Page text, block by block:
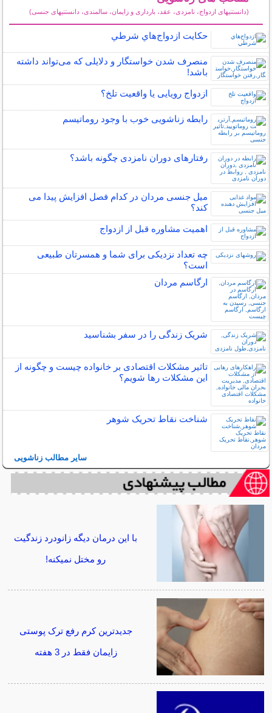
(دانستنیهای ازدواج، نامزدی، عقد، بارداری و زایمان، سالمندی، دانستنیهای جنسی)
حكايت ازدواج‌هاي شرطي
منصرف شدن خواستگار و دلایلی که می‌تواند داشته
باشد!
ازدواج رویایی یا واقعیت تلخ؟
رابطه زناشویی خوب با وجود روماتیسم
رفتارهای دوران نامزدی چگونه باشد؟
میل جنسی مردان در کدام فصل افزایش پیدا می
کند؟
اهمیت مشاوره قبل از ازدواج
چه تعداد نزدیکی برای شما و همسرتان طبیعی
است؟
ارگاسم مردان
شریک زندگی را در سفر بشناسید
تاثیر مشکلات اقتصادی بر خانواده چیست و چگونه از
این مشکلات رها شویم؟
شناخت نقاط تحریک شوهر
سایر مطالب زناشویی
با این درمان دیگه زانودرد زندگیت
رو مختل نمیکنه!
جدیدترین کرم رفع ترک پوستی
زایمان فقط در 3 هفته